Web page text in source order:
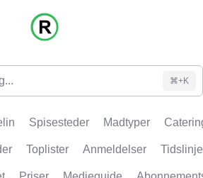
⌘+K
Spisesteder Madtyper
Toplister Anmeldelser Tidslinje